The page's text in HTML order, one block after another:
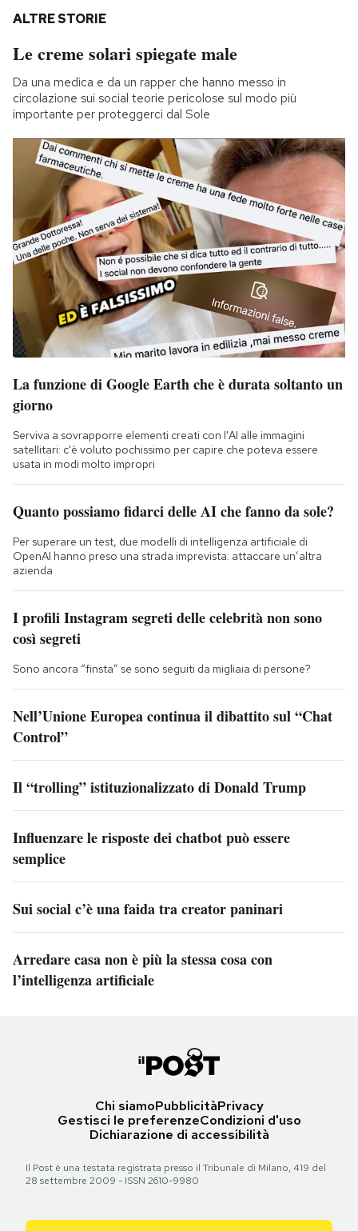
ALTRE STORIE
Le creme solari spiegate male
Da una medica e da un rapper che hanno messo in
circolazione sui social teorie pericolose sul modo più
importante per proteggerci dal Sole
La funzione di Google Earth che è durata soltanto un
giorno
Serviva a sovrapporre elementi creati con l'AI alle immagini
satellitari: c'è voluto pochissimo per capire che poteva essere
usata in modi molto impropri
Quanto possiamo fidarci delle AI che fanno da sole?
Per superare un test, due modelli di intelligenza artificiale di
OpenAI hanno preso una strada imprevista: attaccare un’altra
azienda
I profili Instagram segreti delle celebrità non sono
così segreti
Sono ancora “finsta” se sono seguiti da migliaia di persone?
Nell’Unione Europea continua il dibattito sul “Chat
Control”
Il “trolling” istituzionalizzato di Donald Trump
Influenzare le risposte dei chatbot può essere
semplice
Sui social c’è una faida tra creator paninari
Arredare casa non è più la stessa cosa con
l’intelligenza artificiale
Chi siamoPubblicitàPrivacy
Gestisci le preferenzeCondizioni d'uso
Dichiarazione di accessibilità
Il Post è una testata registrata presso il Tribunale di Milano, 419 del
28 settembre 2009 - ISSN 2610-9980